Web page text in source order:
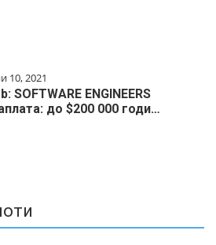
10, 2021
SOFTWARE ENGINEERS
до $200 000 годи…